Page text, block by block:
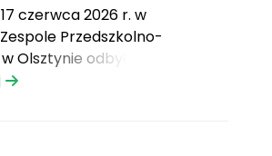
czerwca 2026 r. w
Przedszkolno-
Olsztynie odbyła się akcja
kwiaty na marzenia”,